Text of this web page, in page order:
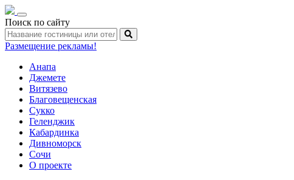
Toggle
navigation
Поиск по сайту
Размещение рекламы!
Анапа
Джемете
Витязево
Благовещенская
Сукко
Геленджик
Кабардинка
Дивноморск
Сочи
О проекте